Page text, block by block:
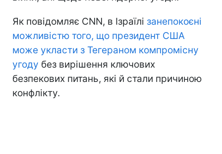
Як повідомляє CNN, в Ізраїлі занепокоєні
можливістю того, що президент США
може укласти з Тегераном компромісну
угоду без вирішення ключових
безпекових питань, які й стали причиною
конфлікту.